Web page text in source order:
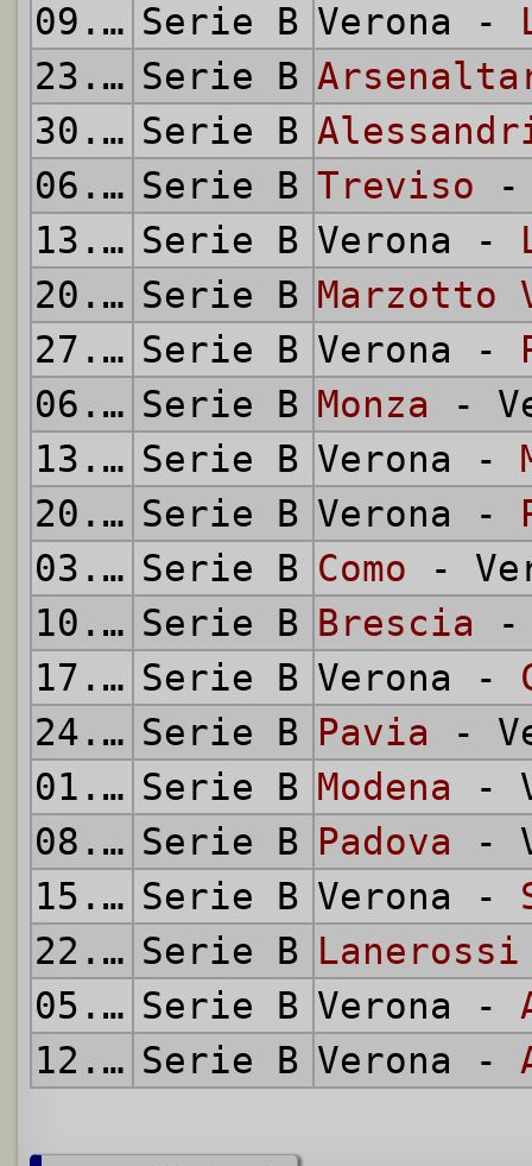
09.01.1955 Serie B Verona -
23.01.1955 Serie B
30.01.1955 Serie B
06.02.1955 Serie B Treviso -
13.02.1955 Serie B Verona -
20.02.1955 Serie B Marzotto
27.02.1955 Serie B Verona -
06.03.1955 Serie B Monza -
13.03.1955 Serie B Verona -
20.03.1955 Serie B Verona -
03.04.1955 Serie B Como -
10.04.1955 Serie B Brescia -
17.04.1955 Serie B Verona -
24.04.1955 Serie B Pavia -
01.05.1955 Serie B Modena -
08.05.1955 Serie B Padova -
15.05.1955 Serie B Verona -
22.05.1955 Serie B
05.06.1955 Serie B Verona -
12.06.1955 Serie B Verona -